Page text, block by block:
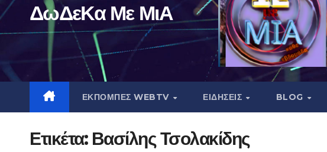
ΔωΔεΚα Με ΜιΑ
ΕΚΠΟΜΠΕΣ WEBTV ΕΙΔΗΣΕΙΣ BLOG
Ετικέτα: Βασίλης Τσολακίδης